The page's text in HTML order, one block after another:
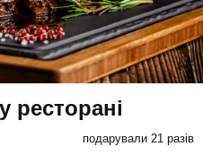
ресторані
подарували 21 разів